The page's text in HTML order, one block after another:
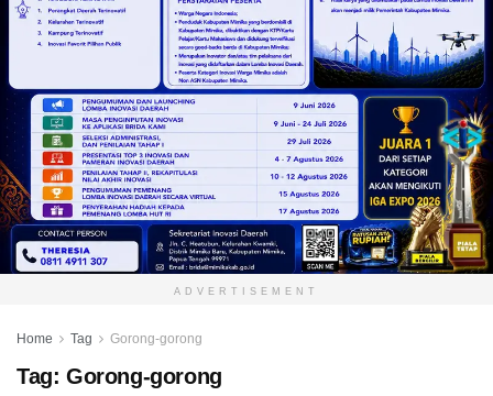
ADVERTISEMENT
Home Tag Gorong-gorong
Tag: Gorong-gorong